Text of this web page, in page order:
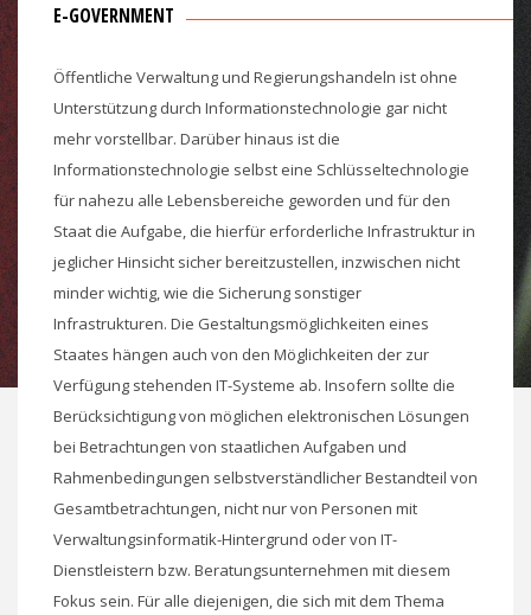
E-GOVERNMENT
Öffentliche Verwaltung und Regierungshandeln ist ohne
Unterstützung durch Informationstechnologie gar nicht
mehr vorstellbar. Darüber hinaus ist die
Informationstechnologie selbst eine Schlüsseltechnologie
für nahezu alle Lebensbereiche geworden und für den
Staat die Aufgabe, die hierfür erforderliche Infrastruktur in
jeglicher Hinsicht sicher bereitzustellen, inzwischen nicht
minder wichtig, wie die Sicherung sonstiger
Infrastrukturen. Die Gestaltungsmöglichkeiten eines
Staates hängen auch von den Möglichkeiten der zur
Verfügung stehenden IT-Systeme ab. Insofern sollte die
Berücksichtigung von möglichen elektronischen Lösungen
bei Betrachtungen von staatlichen Aufgaben und
Rahmenbedingungen selbstverständlicher Bestandteil von
Gesamtbetrachtungen, nicht nur von Personen mit
Verwaltungsinformatik-Hintergrund oder von IT-
Dienstleistern bzw. Beratungsunternehmen mit diesem
Fokus sein. Für alle diejenigen, die sich mit dem Thema